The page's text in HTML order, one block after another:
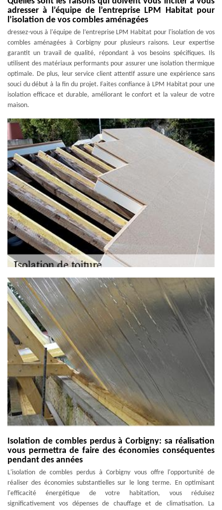
adresser à l’équipe de l’entreprise LPM Habitat pour
l’isolation de vos combles aménagées
dressez-vous à l'équipe de l’entreprise LPM Habitat pour l'isolation de vos
combles aménagées à Corbigny pour plusieurs raisons. Leur expertise
garantit un travail de qualité, répondant à vos besoins spécifiques. Ils
utilisent des matériaux performants pour assurer une isolation thermique
optimale. De plus, leur service client attentif assure une expérience sans
souci du début à la fin du projet. Faites confiance à LPM Habitat pour une
isolation efficace et durable, améliorant le confort et la valeur de votre
maison.
Isolation de combles perdus à Corbigny: sa réalisation
vous permettra de faire des économies conséquentes
pendant des années
L'isolation de combles perdus à Corbigny vous offre l'opportunité de
réaliser des économies substantielles sur le long terme. En optimisant
l'efficacité énergétique de votre habitation, vous réduisez
significativement vos dépenses de chauffage et de climatisation. La